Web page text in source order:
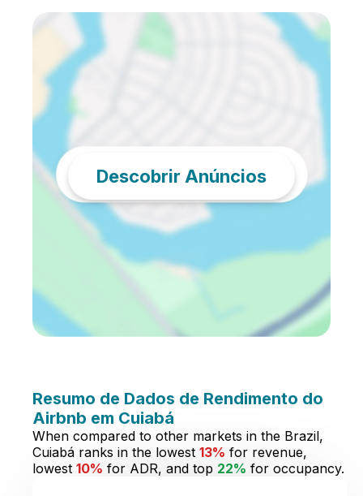
Descobrir Anúncios
Resumo de Dados de Rendimento do
Airbnb em Cuiabá
When compared to other markets in the Brazil,
Cuiabá ranks in the lowest 13% for revenue,
lowest 10% for ADR, and top 22% for occupancy.